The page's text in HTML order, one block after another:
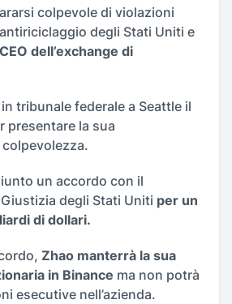
colpevole di violazioni
degli Stati Uniti e
dell’exchange di
tribunale federale a Seattle il
presentare la sua
un accordo con il
degli Stati Uniti per un
di dollari.
Zhao manterrà la sua
in Binance ma non potrà
esecutive nell’azienda.